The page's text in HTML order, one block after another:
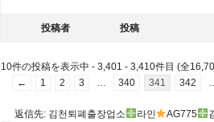
投稿者 投稿
10件の投稿を表示中 - 3,401 - 3,410件目 (全
←
1 2 3 … 340 341 342
返信先: 김천퇴폐출장업소 라인 AG775